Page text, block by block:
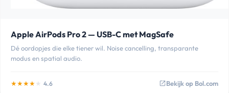
Apple AirPods Pro 2 — USB-C met MagSafe
Dé oordopjes die elke tiener wil. Noise cancelling, transparante
modus en spatial audio.
★★★★ ★ 4.6 open_in_newBekijk op Bol.com